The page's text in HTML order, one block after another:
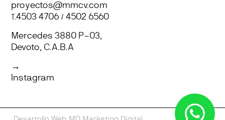
proyectos@mmcv.com
T.4503 4706 / 4502 6560
Mercedes 3880 P–03,
Devoto, C.A.B.A
→
Instagram